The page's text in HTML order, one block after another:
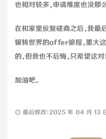
也相对较多，申请难度也没那
在和家里反复磋商之后，我最
辗转世界的offer旅程，墨大
的，但我也不后悔，只希望这
加油吧。
最后修改：2025 年 04 月 13